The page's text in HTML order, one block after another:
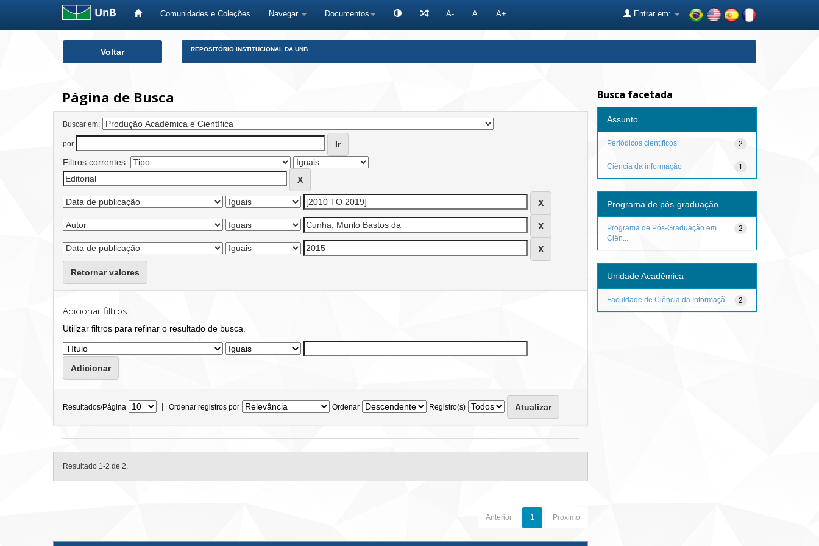
Comunidades e Coleções Navegar Documentos A- A A+ Entrar em:
Voltar REPOSITÓRIO INSTITUCIONAL DA UNB
Página de Busca
Buscar em:
por
Filtros correntes:
Retornar valores
Adicionar filtros:
Utilizar filtros para refinar o resultado de busca.
Resultados/Página | Ordenar registros por Ordenar Registro(s)
Resultado 1-2 de 2.
Anterior 1 Próximo
Busca facetada
Assunto
2
Periódicos científicos
1
Ciência da informação
Programa de pós-graduação
2
Programa de Pós-Graduação em
Ciên...
Unidade Acadêmica
2
Faculdade de Ciência da Informaçã...